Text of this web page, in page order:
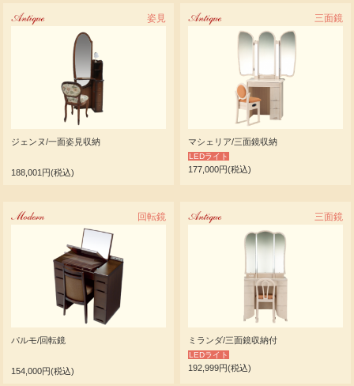
姿見
ジェンヌ/一面姿見収納
188,001円(税込)
三面鏡
マシェリア/三面鏡収納
LEDライト
177,000円(税込)
回転鏡
パルモ/回転鏡
154,000円(税込)
三面鏡
ミランダ/三面鏡収納付
LEDライト
192,999円(税込)